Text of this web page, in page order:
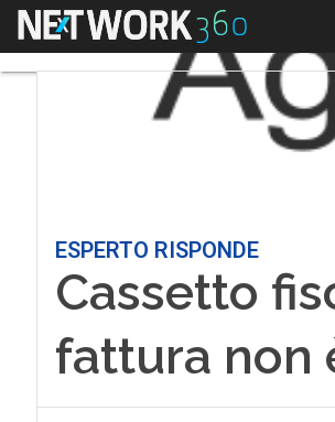
Menu
ESPERTO RISPONDE
Cassetto
fattura non